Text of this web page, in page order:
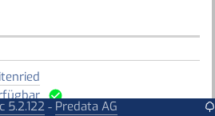
5.2.122 - Predata AG